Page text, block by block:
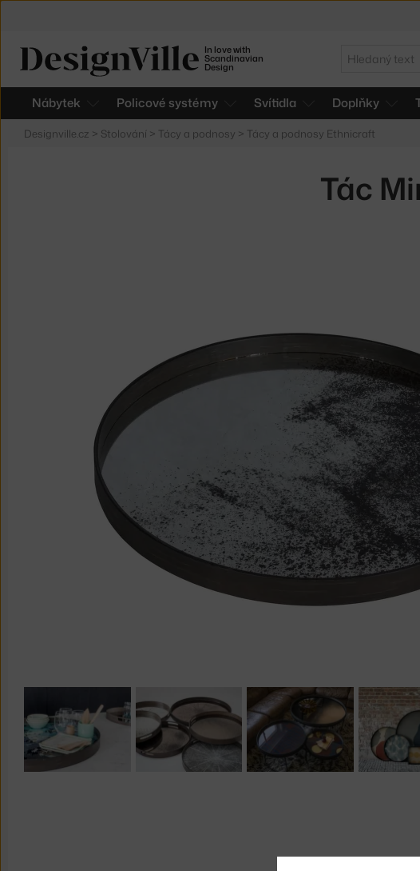
In love with
Scandinavian
Design
Hledat
Nábytek Policové systémy Svítidla Doplňky
Designville.cz > Stolování > Tácy a podnosy > Tácy a podnosy Ethnicraft
Tác